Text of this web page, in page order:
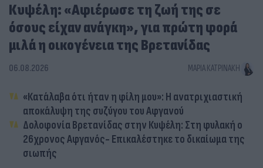
Κυψέλη: «Αφιέρωσε τη ζωή της σε
όσους είχαν ανάγκη», για πρώτη φορά
μιλά η οικογένεια της Βρετανίδας
06.08.2026 ΜΑΡΊΑ ΚΑΤΡΙΝΆΚΗ
«Κατάλαβα ότι ήταν η φίλη μου»: Η ανατριχιαστική
αποκάλυψη της συζύγου του Αφγανού
Δολοφονία Βρετανίδας στην Κυψέλη: Στη φυλακή ο
26χρονος Αφγανός- Επικαλέστηκε το δικαίωμα της
σιωπής